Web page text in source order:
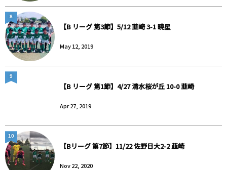
【B リーグ 第3節】5/12 韮崎 3-1 暁星
May 12, 2019
8
【B リーグ 第1節】4/27 清水桜が丘 10-0 韮崎
Apr 27, 2019
9
【Bリーグ 第7節】11/22 佐野日大2-2 韮崎
Nov 22, 2020
10